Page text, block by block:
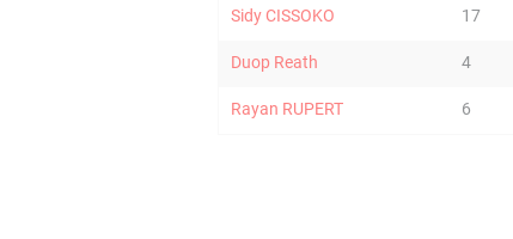
Sidy CISSOKO 17
Duop Reath 4
Rayan RUPERT 6